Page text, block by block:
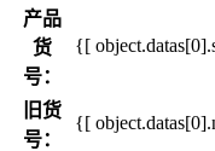
产品
货
号：
{[
旧货
号：
{[